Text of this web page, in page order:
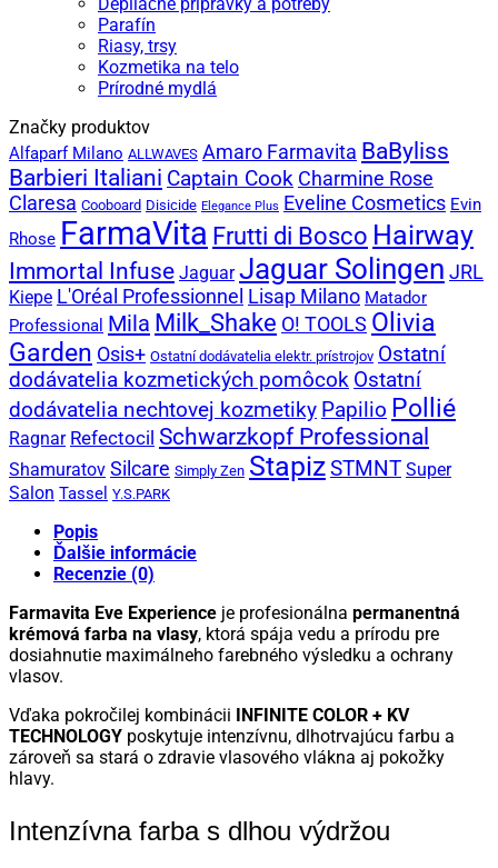
Depilačné prípravky a potreby
Parafín
Riasy, trsy
Kozmetika na telo
Prírodné mydlá
Značky produktov
Alfaparf Milano ALLWAVES Amaro Farmavita BaByliss
Barbieri Italiani Captain Cook Charmine Rose
Claresa Cooboard Disicide Elegance Plus Eveline Cosmetics Evin
Rhose FarmaVita Frutti di Bosco Hairway
Immortal Infuse Jaguar Jaguar Solingen JRL
Kiepe L'Oréal Professionnel Lisap Milano Matador
Professional Mila Milk_Shake O! TOOLS Olivia
Garden Osis+ Ostatní dodávatelia elektr. prístrojov Ostatní
dodávatelia kozmetických pomôcok Ostatní
dodávatelia nechtovej kozmetiky Papilio Pollié
Ragnar Refectocil Schwarzkopf Professional
Shamuratov Silcare Simply Zen StapizSTMNT Super
Salon Tassel Y.S.PARK
Popis
Ďalšie informácie
Recenzie (0)
Farmavita Eve Experience je profesionálna permanentná
krémová farba na vlasy, ktorá spája vedu a prírodu pre
dosiahnutie maximálneho farebného výsledku a ochrany
vlasov.
Vďaka pokročilej kombinácii
INFINITE COLOR + KV
TECHNOLOGY poskytuje intenzívnu, dlhotrvajúcu farbu a
zároveň sa stará o zdravie vlasového vlákna aj pokožky
hlavy.
Intenzívna farba s dlhou výdržou